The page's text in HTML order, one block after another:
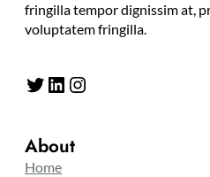
fringilla tempor dignissim at,
voluptatem fringilla.
Twitter LinkedIn Instagram
About
Home